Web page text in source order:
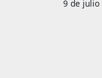
9 de julio